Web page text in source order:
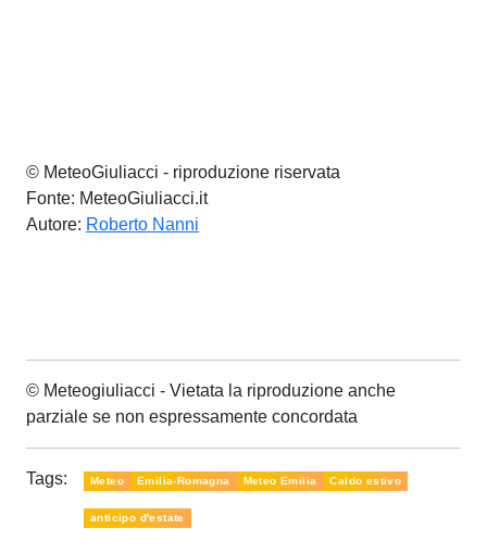
© MeteoGiuliacci - riproduzione riservata
Fonte: MeteoGiuliacci.it
Autore: Roberto Nanni
© Meteogiuliacci - Vietata la riproduzione anche
parziale se non espressamente concordata
Tags: Meteo Emilia-Romagna Meteo Emilia Caldo estivo
anticipo d'estate